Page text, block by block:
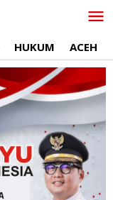
HUKUM ACEH